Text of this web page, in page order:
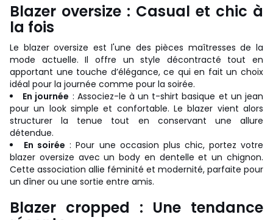
Blazer oversize : Casual et chic à
la fois
Le blazer oversize est l'une des pièces maîtresses de la
mode actuelle. Il offre un style décontracté tout en
apportant une touche d’élégance, ce qui en fait un choix
idéal pour la journée comme pour la soirée.
En journée : Associez-le à un t-shirt basique et un jean
pour un look simple et confortable. Le blazer vient alors
structurer la tenue tout en conservant une allure
détendue.
En soirée : Pour une occasion plus chic, portez votre
blazer oversize avec un body en dentelle et un chignon.
Cette association allie féminité et modernité, parfaite pour
un dîner ou une sortie entre amis.
Blazer cropped : Une tendance